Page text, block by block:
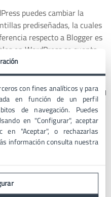
puedes cambiar la
prediseñadas, la cuales
respecto a Blogger es
en WordPress se cuenta
gratuitas, también hay
con fines analíticos y para
en función de un perfil
de navegación. Puedes
en "Configurar", aceptar
en "Aceptar", o rechazarlas
información consulta nuestra